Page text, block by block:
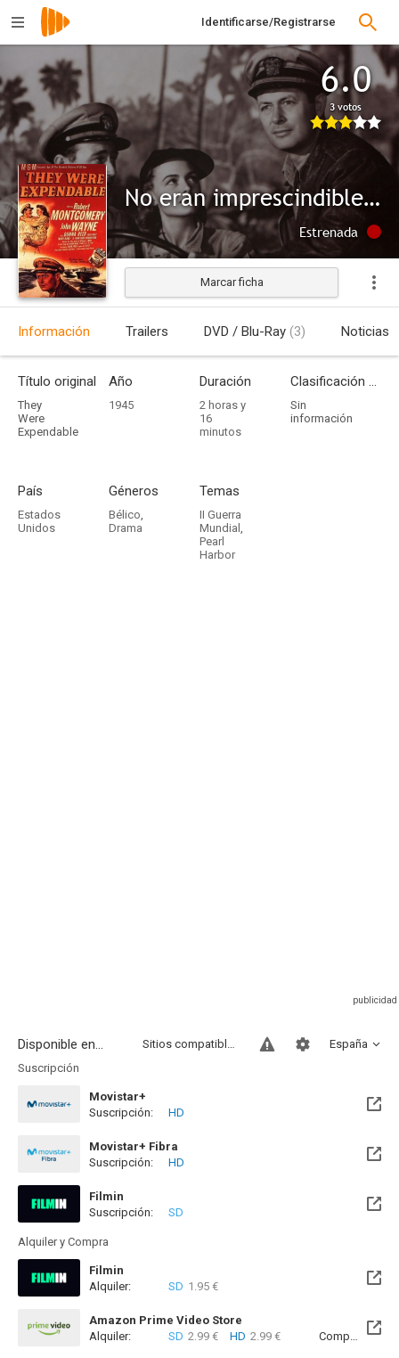
Identificarse/Registrarse
6.0
3 votos
No eran imprescindibles (No eran invencibles)
Estrenada
Marcar ficha
Información Trailers DVD / Blu-Ray (3) Noticias
Título original
They
Were
Expendable
Año
1945
Duración
2 horas y
16
minutos
Clasificación por edades
Sin
información
País
Estados
Unidos
Géneros
Bélico,
Drama
Temas
II Guerra
Mundial ,
Pearl
Harbor
Disponible en... España
Sitios compatibles
Suscripción
Movistar+
Disponible hasta el Mar, 01 Sep 2026 (Quedan 22 días)
Suscripción: HD
Movistar+ Fibra
Disponible hasta el Mar, 01 Sep 2026 (Quedan 22 días)
Suscripción: HD
Filmin
Disponible hasta el Vie, 14 Ago 2026 (Quedan 5 días)
Suscripción: SD
Alquiler y Compra
Filmin
Disponible hasta el Vie, 14 Ago 2026 (Quedan 5 días)
Alquiler: SD 1.95 €
Amazon Prime Video Store
Alquiler:
SD 2.99 € HD 2.99 € Compra: SD